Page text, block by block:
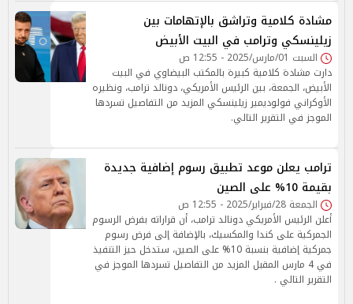
مشادة كلامية وتراشق بالإتهامات بين
زيلينسكي وترامب في البيت الأبيض
السبت 01/مارس/2025 - 12:55 ص
دارت مشادة كلامية كبيرة بالمكتب البيضاوي في البيت
الأبيض، الجمعة، بين الرئيس الأمريكي، دونالد ترامب، ونظيره
الأوكراني فولوديمير زيلينسكي المزيد من التفاصيل تسردها
الموجز في التقرير التالي.
ترامب يعلن موعد تطبيق رسوم إضافية جديدة
بقيمة 10% على الصين
الجمعة 28/فبراير/2025 - 12:55 ص
أعلن الرئيس الأمريكي دونالد ترامب، أن قراراته بفرض الرسوم
الجمركية على كندا والمكسيك، بالإضافة إلى فرض رسوم
جمركية إضافية بنسبة 10% على الصين، ستدخل حيز التنفيذ
في 4 مارس المقبل المزيد من التفاصيل تسردها الموجز في
التقرير التالي .